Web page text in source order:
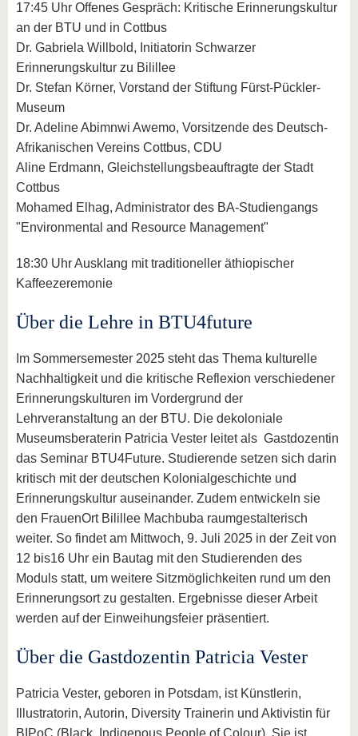
17:45 Uhr Offenes Gespräch: Kritische Erinnerungskultur
an der BTU und in Cottbus
Dr. Gabriela Willbold, Initiatorin Schwarzer
Erinnerungskultur zu Bilillee
Dr. Stefan Körner, Vorstand der Stiftung Fürst-Pückler-
Museum
Dr. Adeline Abimnwi Awemo, Vorsitzende des Deutsch-
Afrikanischen Vereins Cottbus, CDU
Aline Erdmann, Gleichstellungsbeauftragte der Stadt
Cottbus
Mohamed Elhag, Administrator des BA-Studiengangs
"Environmental and Resource Management"
18:30 Uhr Ausklang mit traditioneller äthiopischer
Kaffeezeremonie
Über die Lehre in BTU4future
Im Sommersemester 2025 steht das Thema kulturelle
Nachhaltigkeit und die kritische Reflexion verschiedener
Erinnerungskulturen im Vordergrund der
Lehrveranstaltung an der BTU. Die dekoloniale
Museumsberaterin Patricia Vester leitet als Gastdozentin
das Seminar BTU4Future. Studierende setzen sich darin
kritisch mit der deutschen Kolonialgeschichte und
Erinnerungskultur auseinander. Zudem entwickeln sie
den FrauenOrt Bilillee Machbuba raumgestalterisch
weiter. So findet am Mittwoch, 9. Juli 2025 in der Zeit von
12 bis16 Uhr ein Bautag mit den Studierenden des
Moduls statt, um weitere Sitzmöglichkeiten rund um den
Erinnerungsort zu gestalten. Ergebnisse dieser Arbeit
werden auf der Einweihungsfeier präsentiert.
Über die Gastdozentin Patricia Vester
Patricia Vester, geboren in Potsdam, ist Künstlerin,
Illustratorin, Autorin, Diversity Trainerin und Aktivistin für